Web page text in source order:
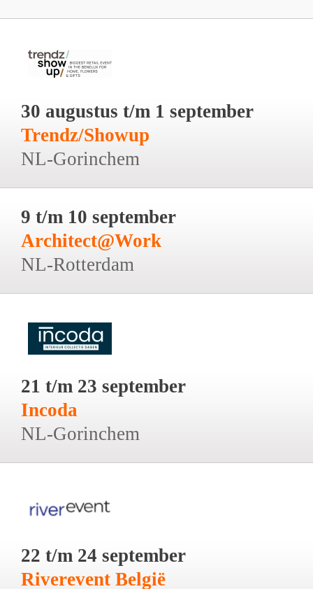
30 augustus t/m 1 september
Trendz/Showup
NL-Gorinchem
9 t/m 10 september
Architect@Work
NL-Rotterdam
21 t/m 23 september
Incoda
NL-Gorinchem
22 t/m 24 september
Riverevent België